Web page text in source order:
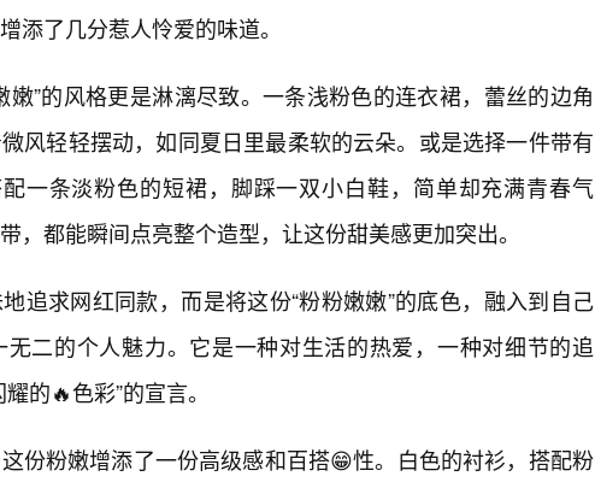
添了几分惹人怜爱的味道。
嫩”的风格更是淋漓尽致。一条浅粉色的连衣裙，蕾丝的边角
风轻轻摆动，如同夏日里最柔软的云朵。或是选择一件带有
一条淡粉色的短裙，脚踩一双小白鞋，简单却充满青春气
，都能瞬间点亮整个造型，让这份甜美感更加突出。
追求网红同款，而是将这份“粉粉嫩嫩”的底色，融入到自己
二的个人魅力。它是一种对生活的热爱，一种对细节的追
的🔥色彩”的宣言。
份粉嫩增添了一份高级感和百搭😁性。白色的衬衫，搭配粉